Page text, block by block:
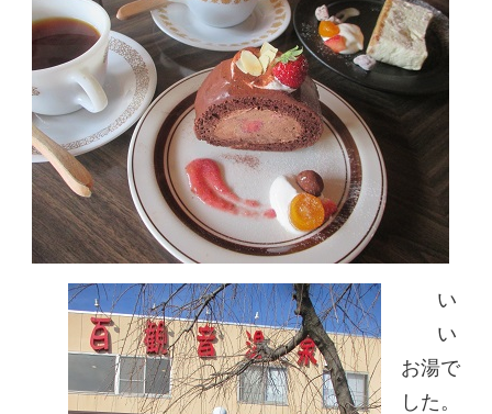
い
い
お湯で
した。